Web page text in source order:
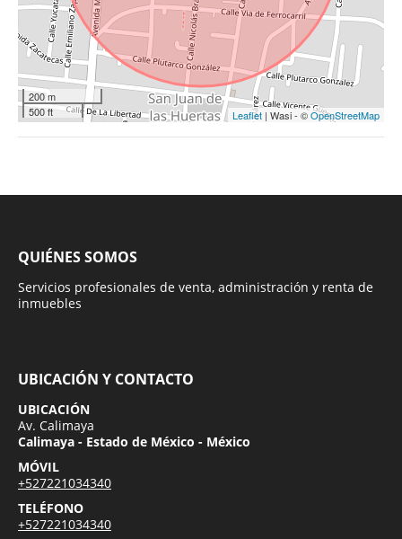
200 m
500 ft
Leaflet | Wasi - ©OpenStreetMap
QUIÉNES SOMOS
Servicios profesionales de venta, administración y renta de
inmuebles
UBICACIÓN Y CONTACTO
UBICACIÓN
Av. Calimaya
Calimaya - Estado de México - México
MÓVIL
+527221034340
TELÉFONO
+527221034340